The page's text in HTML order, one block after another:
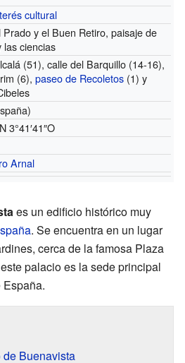
cultural
Prado y el Buen Retiro, paisaje de
las ciencias
(51), calle del Barquillo (14-16),
(6),paseo de Recoletos (1) y
3°41′41″O
Arnal
es un edificio histórico muy
. Se encuentra en un lugar
cerca de la famosa Plaza
palacio es la sede principal
Buenavista